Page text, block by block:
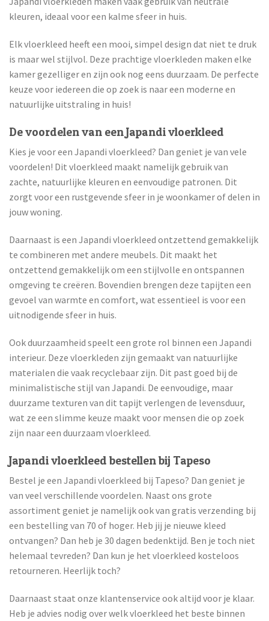
kleuren, ideaal voor een kalme sfeer in huis.
Elk vloerkleed heeft een mooi, simpel design dat niet te druk
is maar wel stijlvol. Deze prachtige vloerkleden maken elke
kamer gezelliger en zijn ook nog eens duurzaam. De perfecte
keuze voor iedereen die op zoek is naar een moderne en
natuurlijke uitstraling in huis!
De voordelen van een Japandi vloerkleed
Kies je voor een Japandi vloerkleed? Dan geniet je van vele
voordelen! Dit vloerkleed maakt namelijk gebruik van
zachte, natuurlijke kleuren en eenvoudige patronen. Dit
zorgt voor een rustgevende sfeer in je woonkamer of delen in
jouw woning.
Daarnaast is een Japandi vloerkleed ontzettend gemakkelijk
te combineren met andere meubels. Dit maakt het
ontzettend gemakkelijk om een stijlvolle en ontspannen
omgeving te creëren. Bovendien brengen deze tapijten een
gevoel van warmte en comfort, wat essentieel is voor een
uitnodigende sfeer in huis.
Ook duurzaamheid speelt een grote rol binnen een Japandi
interieur. Deze vloerkleden zijn gemaakt van natuurlijke
materialen die vaak recyclebaar zijn. Dit past goed bij de
minimalistische stijl van Japandi. De eenvoudige, maar
duurzame texturen van dit tapijt verlengen de levensduur,
wat ze een slimme keuze maakt voor mensen die op zoek
zijn naar een duurzaam vloerkleed.
Japandi vloerkleed bestellen bij Tapeso
Bestel je een Japandi vloerkleed bij Tapeso? Dan geniet je
van veel verschillende voordelen. Naast ons grote
assortiment geniet je namelijk ook van gratis verzending bij
een bestelling van 70 of hoger. Heb jij je nieuwe kleed
ontvangen? Dan heb je 30 dagen bedenktijd. Ben je toch niet
helemaal tevreden? Dan kun je het vloerkleed kosteloos
retourneren. Heerlijk toch?
Daarnaast staat onze klantenservice ook altijd voor je klaar.
Heb je advies nodig over welk vloerkleed het beste binnen